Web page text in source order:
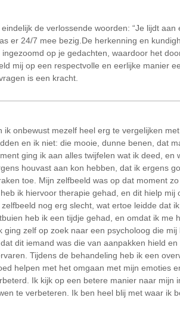
de verlossende woorden: “Je lijdt
er 24/7 mee bezig.De herkenning en
op je gedachten, waardoor het
mij op een respectvolle en eerlijke manier
is een kracht.
ik onbewust mezelf heel erg te vergelijken
en ik niet: die mooie, dunne benen, dat
ging ik aan alles twijfelen wat ik deed,
houvast aan kon hebben, dat ik ergens
toe. Mijn zelfbeeld was op dat moment
ik hiervoor therapie gehad, en dit hielp
nog erg slecht, wat ertoe leidde dat
heb ik een tijdje gehad, en omdat ik
ging zelf op zoek naar een psycholoog die
dit iemand was die van aanpakken hield
Tijdens de behandeling heb ik een
helpen met het omgaan met mijn emoties
Ik kijk op een betere manier naar
te verbeteren. Ik ben heel blij met waar ik